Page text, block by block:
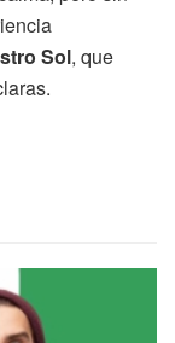
Sol, que